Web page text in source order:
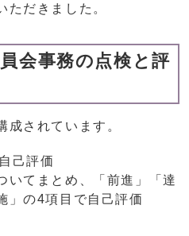
ただきました。
会事務の点検と評
成されています。
己評価
いてまとめ、「前進」「達
」の4項目で自己評価